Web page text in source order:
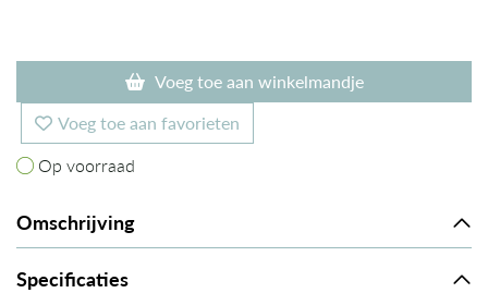
Voeg toe aan winkelmandje
Voeg toe aan favorieten
Op voorraad
Op voorraad
Omschrijving
Specificaties